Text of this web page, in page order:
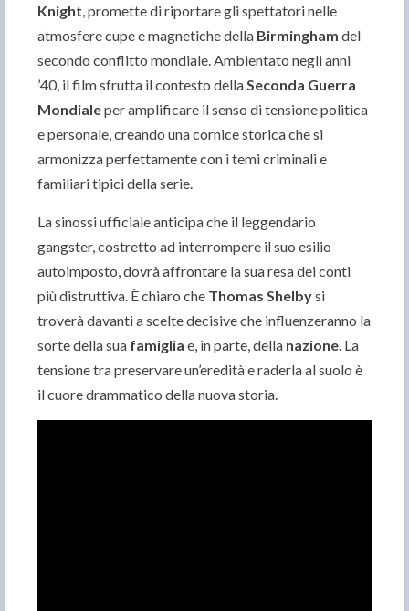
Knight, promette di riportare gli spettatori nelle
atmosfere cupe e magnetiche della Birmingham del
secondo conflitto mondiale. Ambientato negli anni
’40, il film sfrutta il contesto dellaSeconda Guerra
Mondialeper amplificare il senso di tensione politica
e personale, creando una cornice storica che si
armonizza perfettamente con i temi criminali e
familiari tipici della serie.
La sinossi ufficiale anticipa che il leggendario
gangster, costretto ad interrompere il suo esilio
autoimposto, dovrà affrontare la sua resa dei conti
più distruttiva. È chiaro che Thomas Shelbysi
troverà davanti a scelte decisive che influenzeranno la
sorte della sua famiglia e, in parte, della nazione. La
tensione tra preservare un’eredità e raderla al suolo è
il cuore drammatico della nuova storia.